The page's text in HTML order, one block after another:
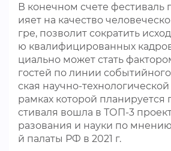
В конечном счете фестиваль
ияет на качество
гре, позволит сократить
ю квалифицированных
циально может стать
гостей по линии
ская научно-
рамках которой
стиваля вошла в ТОП-3
разования и науки по
й палаты РФ в 2021 г.